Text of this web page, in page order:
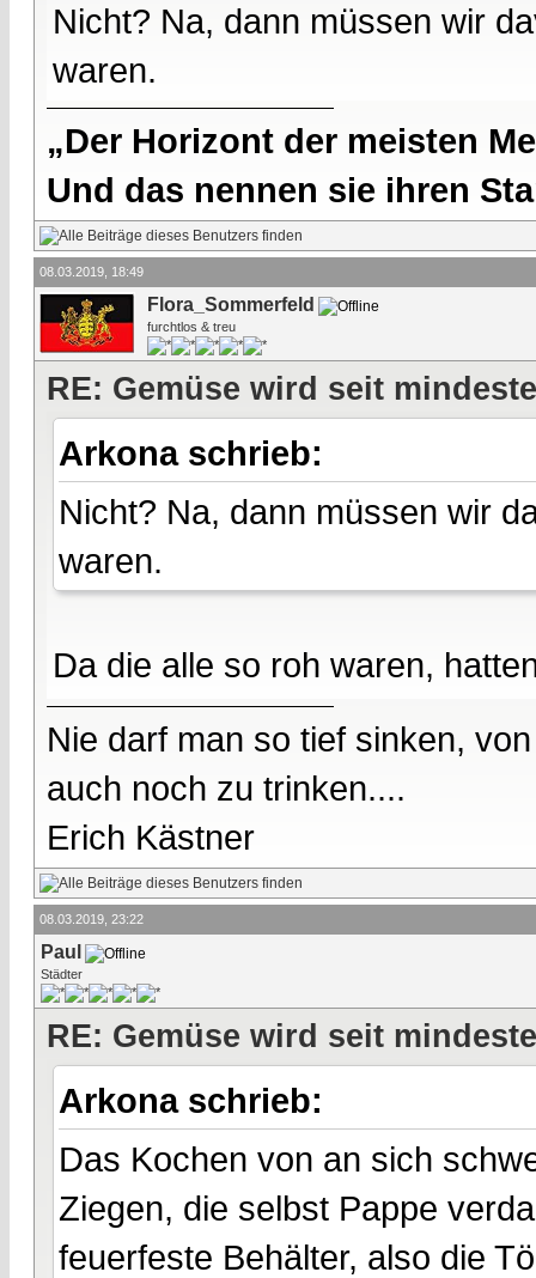
Nicht? Na, dann müssen wir
waren.
„Der Horizont der meisten
Und das nennen sie ihren
08.03.2019, 18:49
Flora_Sommerfeld
furchtlos & treu
RE: Gemüse wird seit
Arkona schrieb:
Nicht? Na, dann müssen wir
waren.
Da die alle so roh waren,
Nie darf man so tief sinken,
auch noch zu trinken....
Erich Kästner
08.03.2019, 23:22
Paul
Städter
RE: Gemüse wird seit
Arkona schrieb:
Das Kochen von an sich
Ziegen, die selbst Pappe
feuerfeste Behälter, also die